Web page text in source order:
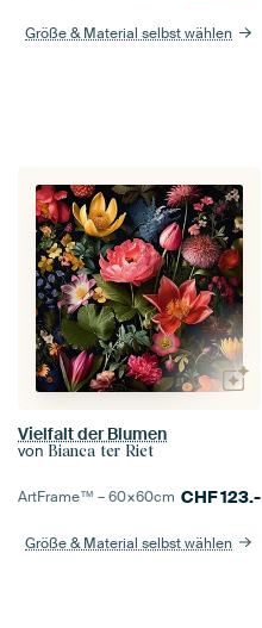
Größe & Material selbst wählen
Vielfalt der Blumen
von Bianca ter Riet
ArtFrame™ –60×60cm CHF123.-
Größe & Material selbst wählen